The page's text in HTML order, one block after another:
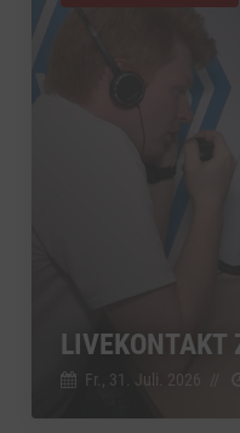
LIVEKONTAKT
Fr., 31. Juli. 2026